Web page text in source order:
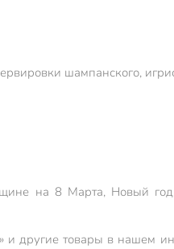
шампанского,
на 8 Марта, Новый
и другие товары в нашем